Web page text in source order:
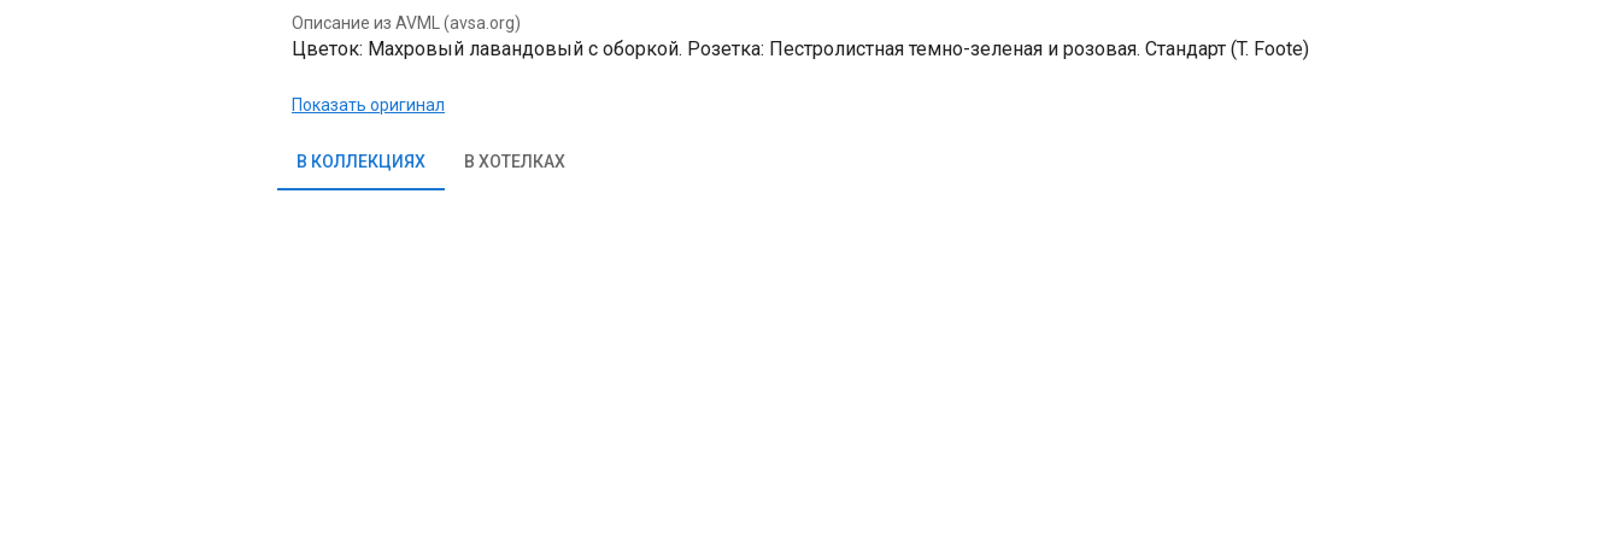
Описание из AVML (avsa.org)
Цветок: Махровый лавандовый с оборкой. Розетка: Пестролистная темно-зеленая и розовая. Стандарт (T. Foote)
Показать оригинал
В КОЛЛЕКЦИЯХ В ХОТЕЛКАХ